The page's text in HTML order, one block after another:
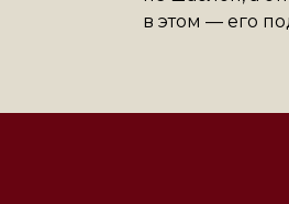
в этом — его